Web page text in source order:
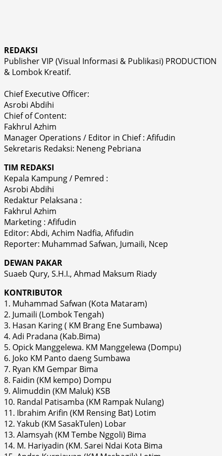
REDAKSI
Publisher VIP (Visual Informasi & Publikasi) PRODUCTION
& Lombok Kreatif.
Chief Executive Officer:
Asrobi Abdihi
Chief of Content:
Fakhrul Azhim
Manager Operations / Editor in Chief : Afifudin
Sekretaris Redaksi: Neneng Pebriana
TIM REDAKSI
Kepala Kampung / Pemred :
Asrobi Abdihi
Redaktur Pelaksana :
Fakhrul Azhim
Marketing : Afifudin
Editor: Abdi, Achim Nadfia, Afifudin
Reporter: Muhammad Safwan, Jumaili, Ncep
DEWAN PAKAR
Suaeb Qury, S.H.I., Ahmad Maksum Riady
KONTRIBUTOR
1. Muhammad Safwan (Kota Mataram)
2. Jumaili (Lombok Tengah)
3. Hasan Karing ( KM Brang Ene Sumbawa)
4. Adi Pradana (Kab.Bima)
5. Opick Manggelewa. KM Manggelewa (Dompu)
6. Joko KM Panto daeng Sumbawa
7. Ryan KM Gempar Bima
8. Faidin (KM kempo) Dompu
9. Alimuddin (KM Maluk) KSB
10. Randal Patisamba (KM Rampak Nulang)
11. Ibrahim Arifin (KM Rensing Bat) Lotim
12. Yakub (KM SasakTulen) Lobar
13. Alamsyah (KM Tembe Nggoli) Bima
14. M. Hariyadin (KM. Sarei Ndai Kota Bima